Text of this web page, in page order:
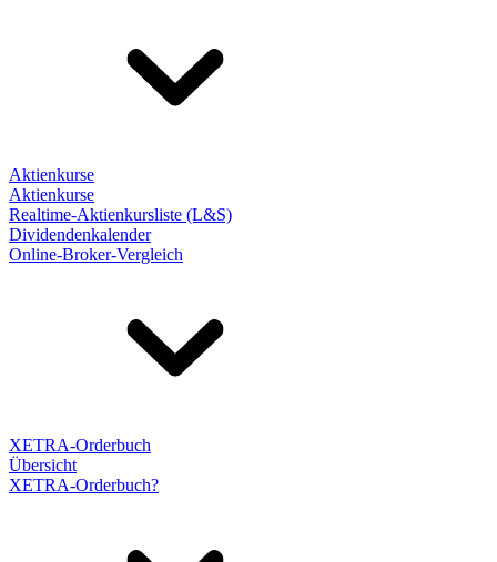
Aktienkurse
Aktienkurse
Realtime-Aktienkursliste (L&S)
Dividendenkalender
Online-Broker-Vergleich
XETRA-Orderbuch
Übersicht
XETRA-Orderbuch?